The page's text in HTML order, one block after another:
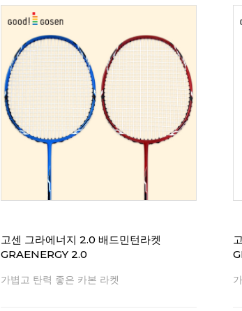
고센 그라에너지 2.0 배드민턴라켓
GRAENERGY 2.0
가볍고 탄력 좋은 카본 라켓